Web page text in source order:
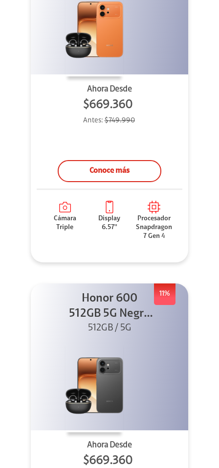
Ahora Desde
$669.360
Antes:$749.990
Conoce más
Cámara
Triple
Display
6.57''
Procesador
Snapdragon
7 Gen 4
11%
Honor 600
512GB 5G Negro
+ Clip 2
512GB / 5G
Ahora Desde
$669.360